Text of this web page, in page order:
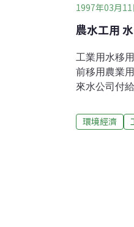
1997年03月11
農水工用
工業用水移
前移用農業
來水公司付
關單位，未
的代價。依
業用水，農
給予補償。
二元，經過
八元。農委
用農業用水
環境經濟